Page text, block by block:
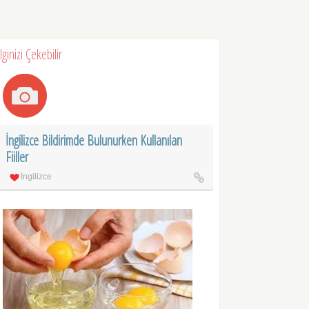
Çekebilir
İngilizce Bildirimde Bulunurken Kullanılan
Fiiller
İngilizce